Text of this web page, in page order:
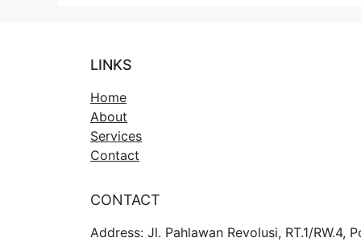
LINKS
Home
About
Services
Contact
CONTACT
Address: Jl. Pahlawan Revolusi, RT.1/RW.4,